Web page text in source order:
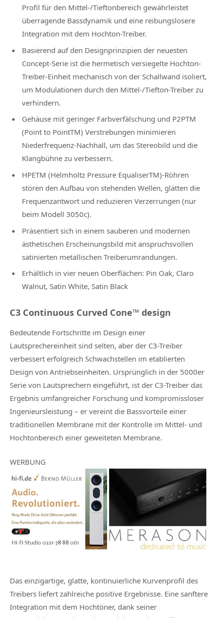
Profil für den Mittel-/Tieftonbereich gewährleistet
überragende Bassdynamik und eine reibungslosere
Integration mit dem Hochton-Treiber.
Basierend auf den Designprinzipien der neuesten
Concept-Serie ist die hermetisch versiegelte Hochton-
Treiber-Einheit mechanisch von der Schallwand isoliert,
um Modulationen durch den Mittel-/Tiefton-Treiber zu
verhindern.
Gehäuse mit geringer Farbverfälschung und P2PTM
(Point to PointTM) Verstrebungen minimieren
Niederfrequenz-Nachhall, um das Stereobild und die
Klangbühne zu verbessern.
HPETM (Helmholtz Pressure EqualiserTM)-Röhren
stören den Aufbau von stehenden Wellen, glätten die
Frequenzantwort und reduzieren Verzerrungen (nur
beim Modell 3050c).
Präsentiert sich in einem sauberen und modernen
ästhetischen Erscheinungsbild mit anspruchsvollen
satinierten metallischen Treiberumrandungen.
Erhältlich in vier neuen Oberflächen: Pin Oak, Claro
Walnut, Satin White, Satin Black
C3 Continuous Curved Cone™ design
Bedeutende Fortschritte im Design einer
Lautsprechereinheit sind selten, aber der C3-Treiber
verbessert erfolgreich Schwachstellen im etablierten
Design von Antriebseinheiten. Ursprünglich in der 5000er
Serie von Lautsprechern eingeführt, ist der C3-Treiber das
Ergebnis umfangreicher Forschung und kompromissloser
Ingenieursleistung – er vereint die Bassvorteile einer
traditionellen Membrane mit der Kontrolle im Mittel- und
Hochtonbereich einer geweiteten Membrane.
WERBUNG
Das einzigartige, glatte, kontinuierliche Kurvenprofil des
Treibers liefert zahlreiche positive Ergebnisse. Eine sanftere
Integration mit dem Hochtöner, dank seiner